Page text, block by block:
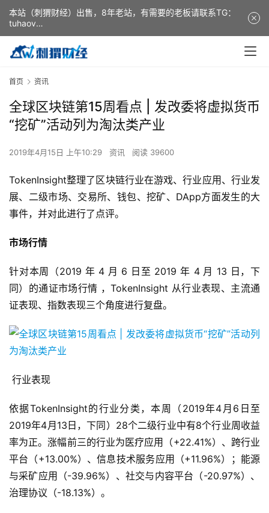
首页 资讯
全球区块链第15周看点 | 发改委将虚拟货币
“挖矿”活动列为淘汰类产业
2019年4月15日 上午10:29 资讯 阅读 39600
TokenInsight整理了区块链行业在游戏、行业应用、行业发
展、二级市场、交易所、钱包、挖矿、DApp方面发生的大
事件，并对此进行了点评。
市场行情
针对本周（2019 年 4 月 6 日至 2019 年 4 月 13 日，下
同）的通证市场行情 ，TokenInsight 从行业表现、主流通
证表现、指数表现三个角度进行复盘。
行业表现
依据TokenInsight的行业分类，本周（2019年4月6日至
2019年4月13日，下同）28个二级行业中有8个行业周收益
率为正。涨幅前三的行业为医疗应用（+22.41%）、跨行业
平台（+13.00%）、信息技术服务应用（+11.96%）；能源
与采矿应用（-39.96%）、社交与内容平台（-20.97%）、
治理协议（-18.13%）。
本站（刺猬财经）出售，8年老站，有需要的老板请联系TG：
tuhaov
This website (ciweicaijing) is for sale. It is a 8-year-old
website. If you need it, please contact TG: tuhaov